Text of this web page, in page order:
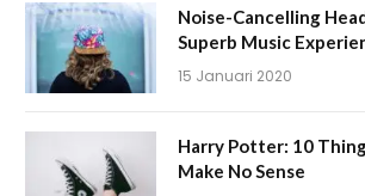
Noise-Cancelling
Superb Music
15 Januari 2020
Harry Potter: 10
Make No Sense